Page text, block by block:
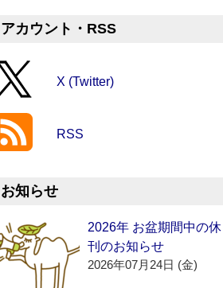
アカウント・RSS
X (Twitter)
RSS
お知らせ
2026年 お盆期間中の休
刊のお知らせ
2026年07月24日 (金)